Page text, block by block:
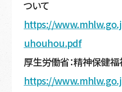
ついて
https://
uhouhou.pdf
厚生労働省：精神保健
https://